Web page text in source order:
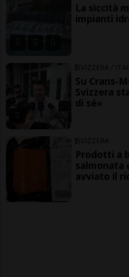
La siccità
impianti
SVIZZERA /
Su Crans-
Svizzera
di sé»
SVIZZERA
Prodotti a
salmonata
avviato il